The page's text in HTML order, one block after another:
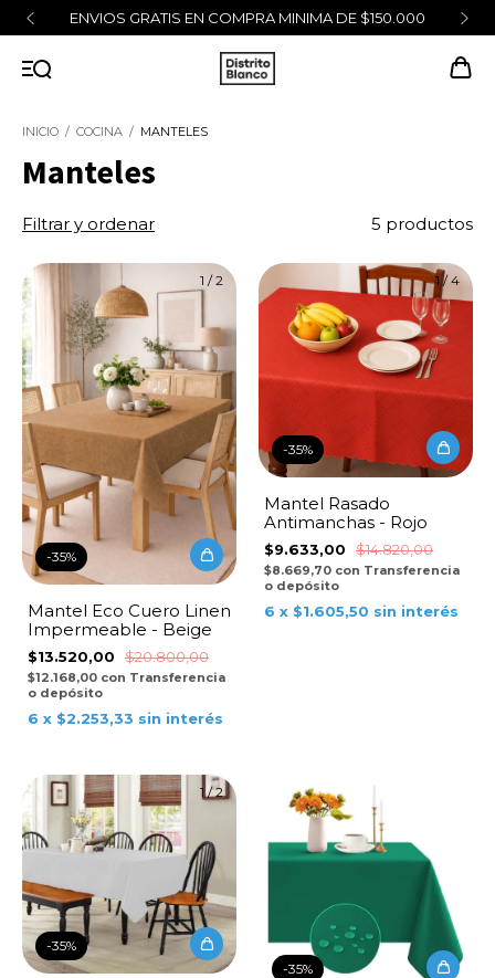
ENVIOS GRATIS EN COMPRA MINIMA DE $150.000
INICIO / COCINA / MANTELES
Manteles
Filtrar y ordenar 5 productos
1 /2
-35%
Mantel Eco Cuero Linen
Impermeable - Beige
$13.520,00 $20.800,00
$12.168,00 con Transferencia
o depósito
6 x $2.253,33 sin interés
1/4
-35%
Mantel Rasado
Antimanchas - Rojo
$9.633,00 $14.820,00
$8.669,70 con Transferencia
o depósito
6 x $1.605,50 sin interés
1/2
-35%
-35%